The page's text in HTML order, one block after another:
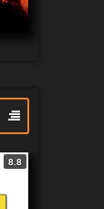
8.8